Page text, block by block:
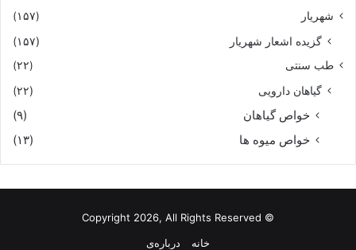
شهریار (۱۵۷)
گزیده اشعار شهریار (۱۵۷)
طب سنتی (۲۲)
گیاهان دارویی (۲۲)
خواص گیاهان
(۹)
خواص میوه ها
(۱۳)
© Copyright 2026, All Rights Reserved
خانه
درباره‌ی